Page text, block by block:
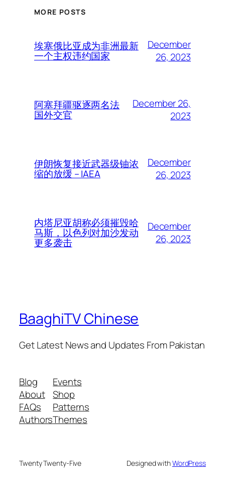
MORE POSTS
埃塞俄比亚成为非洲最新
一个主权违约国家
December
26, 2023
阿塞拜疆驱逐两名法
国外交官
December 26,
2023
伊朗恢复接近武器级铀浓
缩的放缓 – IAEA
December
26, 2023
内塔尼亚胡称必须摧毁哈
马斯，以色列对加沙发动
更多袭击
December
26, 2023
BaaghiTV Chinese
Get Latest News and Updates From Pakistan
Blog
About
FAQs
Authors
Events
Shop
Patterns
Themes
Twenty Twenty-Five Designed withWordPress